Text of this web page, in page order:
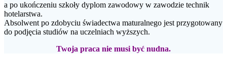
a po ukończeniu szkoły dyplom zawodowy w zawodzie technik
hotelarstwa.
Absolwent po zdobyciu świadectwa maturalnego jest przygotowany
do podjęcia studiów na uczelniach wyższych.
Twoja praca nie musi być nudna.